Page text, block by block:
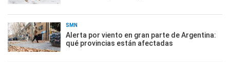
SMN
Alerta por viento en gran parte de Argentina:
qué provincias están afectadas